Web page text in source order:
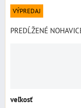
VÝPREDAJ
PREDĹŽENÉ
veľkosť